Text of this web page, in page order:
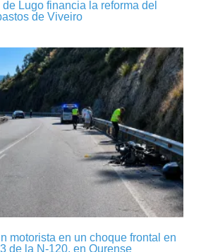
Lugo financia la reforma del
de Viveiro
motorista en un choque frontal en
de la N-120, en Ourense